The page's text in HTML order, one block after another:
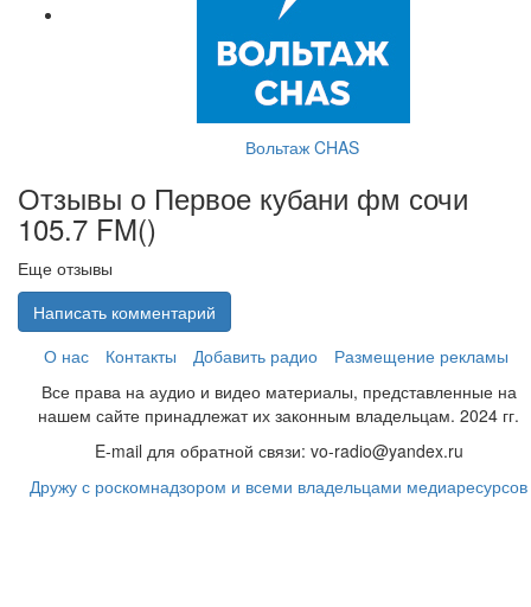
Вольтаж CHAS
Отзывы о Первое кубани фм сочи
105.7 FM()
Еще отзывы
Написать комментарий
О нас
Контакты Добавить радио
Размещение рекламы
Все права на аудио и видео материалы, представленные на
нашем сайте принадлежат их законным владельцам. 2024 гг.
E-mail для обратной связи: vo-radio@yandex.ru
Дружу с роскомнадзором и всеми владельцами медиаресурсов